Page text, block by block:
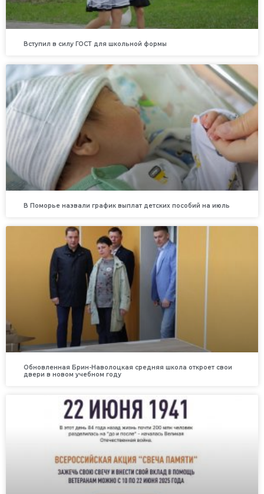
Вступил в силу ГОСТ для школьной формы
В Поморье назвали график выплат детских пособий на июль
Обновленная Брин-Наволоцкая средняя школа откроет свои
двери в новом учебном году